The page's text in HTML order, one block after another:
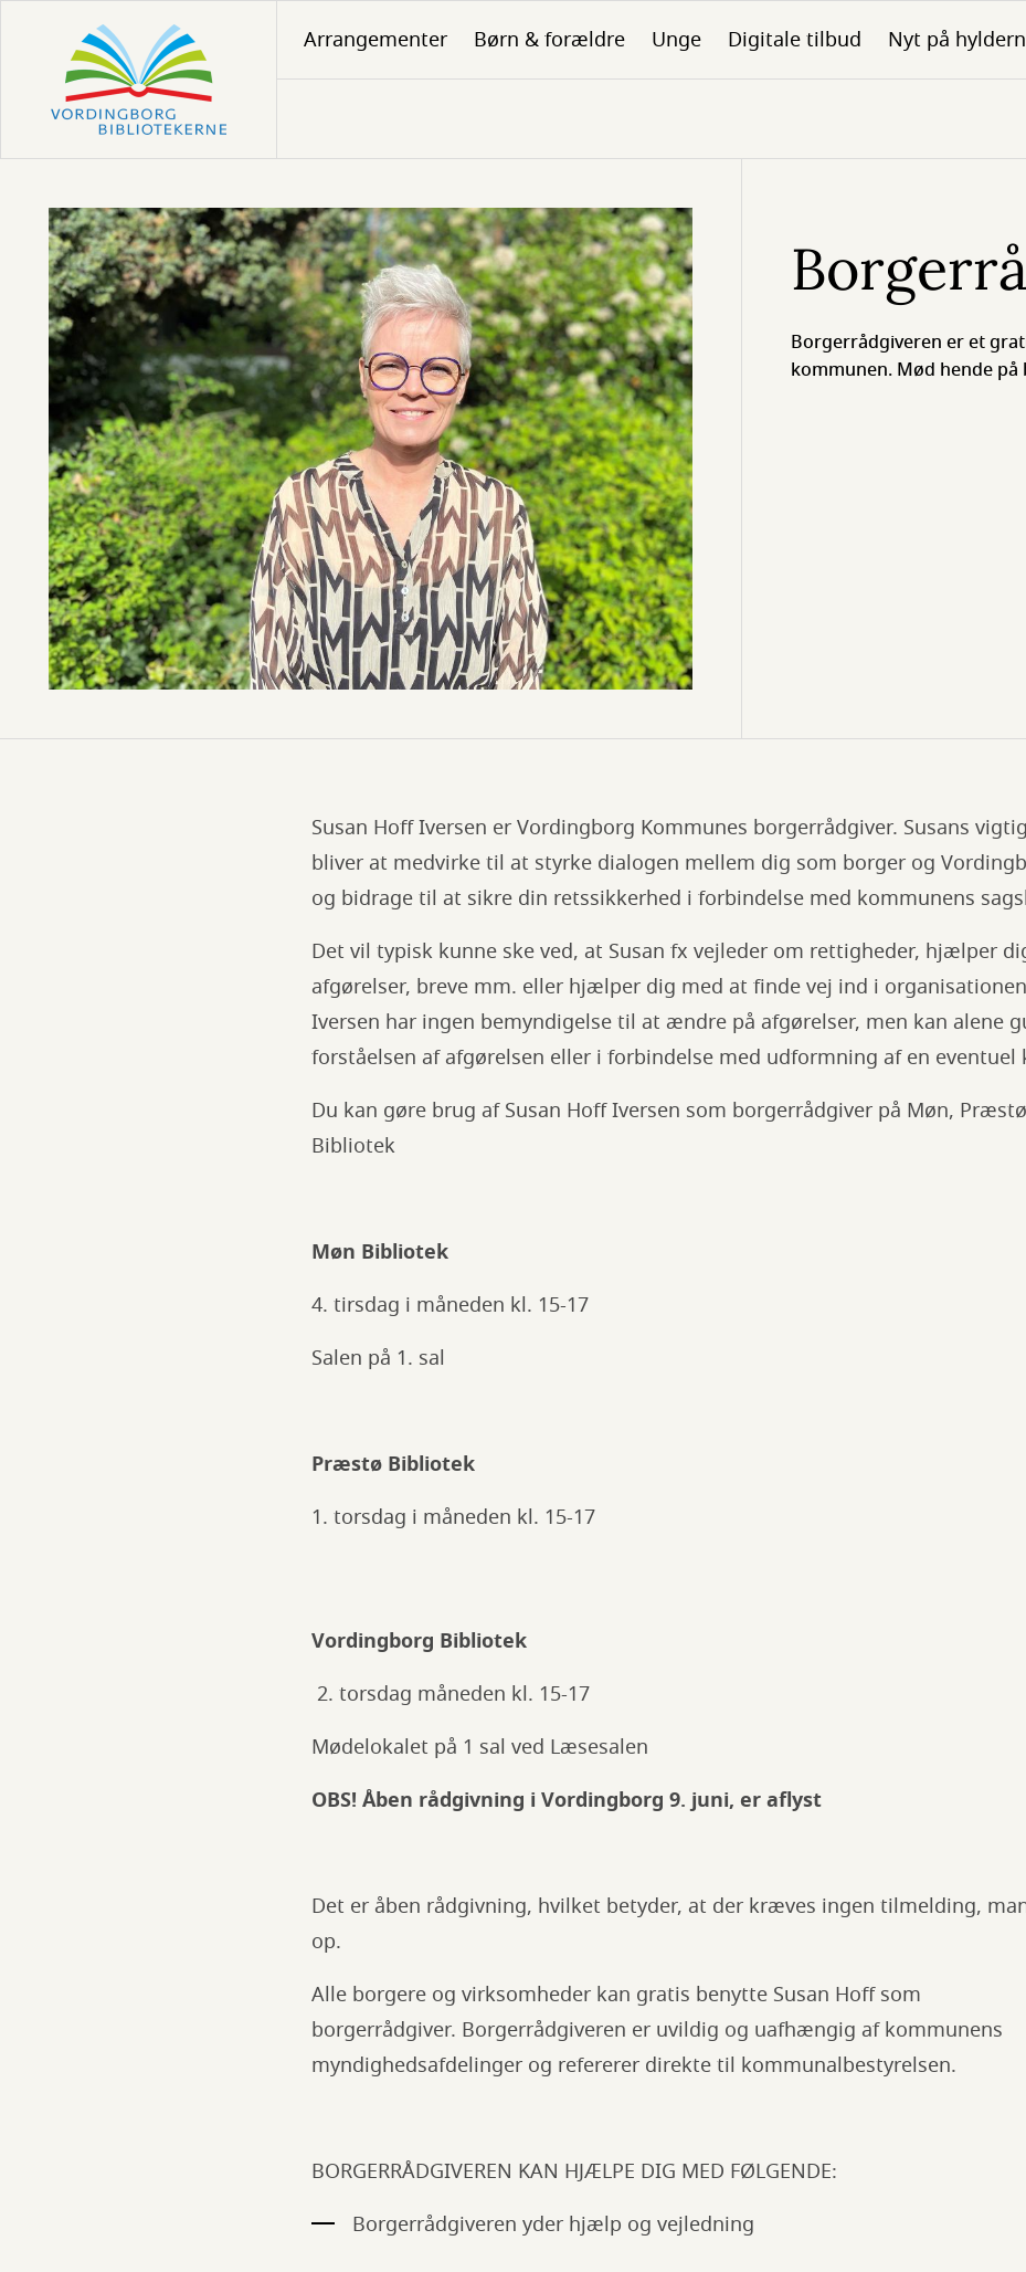
hovedindhold
Arrangementer Børn & forældre Unge Digitale tilbud Nyt på
Borgerrådgiveren er et
kommunen. Mød hende
Susan Hoff Iversen er Vordingborg Kommunes borgerrådgiver. Susans
bliver at medvirke til at styrke dialogen mellem dig som borger og
og bidrage til at sikre din retssikkerhed i forbindelse med kommunens
Det vil typisk kunne ske ved, at Susan fx vejleder om rettigheder, hjælper
afgørelser, breve mm. eller hjælper dig med at finde vej ind i
Iversen har ingen bemyndigelse til at ændre på afgørelser, men kan alene
forståelsen af afgørelsen eller i forbindelse med udformning af en eventuel
Du kan gøre brug af Susan Hoff Iversen som borgerrådgiver på Møn,
Bibliotek
Møn Bibliotek
4. tirsdag i måneden kl. 15-17
Salen på 1. sal
Præstø Bibliotek
1. torsdag i måneden kl. 15-17
Vordingborg Bibliotek
2. torsdag måneden kl. 15-17
Mødelokalet på 1 sal ved Læsesalen
OBS! Åben rådgivning i Vordingborg 9. juni, er aflyst
Det er åben rådgivning, hvilket betyder, at der kræves ingen tilmelding,
op.
Alle borgere og virksomheder kan gratis benytte Susan Hoff som
borgerrådgiver. Borgerrådgiveren er uvildig og uafhængig af kommunens
myndighedsafdelinger og refererer direkte til kommunalbestyrelsen.
BORGERRÅDGIVEREN KAN HJÆLPE DIG MED FØLGENDE:
Borgerrådgiveren yder hjælp og vejledning